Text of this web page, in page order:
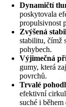
Dynamičtí
poskytovala
propulsivnost
Zvýšená
stabilitu, čímž
pohybech.
Výjimečná
gumy, která
povrchů.
Trvalé
efektivní
suché i